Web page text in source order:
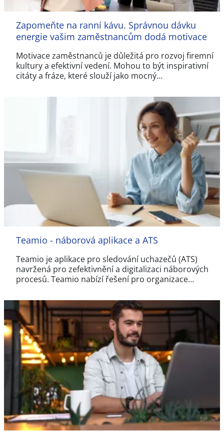
Zapomeňte na ranní kávu. Správnou dávku
energie vašim zaměstnancům dodá motivace
Motivace zaměstnanců je důležitá pro rozvoj firemní
kultury a efektivní vedení. Mohou to být inspirativní
citáty a fráze, které slouží jako mocný…
Teamio - náborová aplikace a ATS
Teamio je aplikace pro sledování uchazečů (ATS)
navržená pro zefektivnění a digitalizaci náborových
procesů. Teamio nabízí řešení pro organizace…